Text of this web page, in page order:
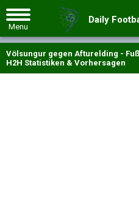
Daily
Völsungur gegen Afturelding -
H2H Statistiken & Vorhersagen